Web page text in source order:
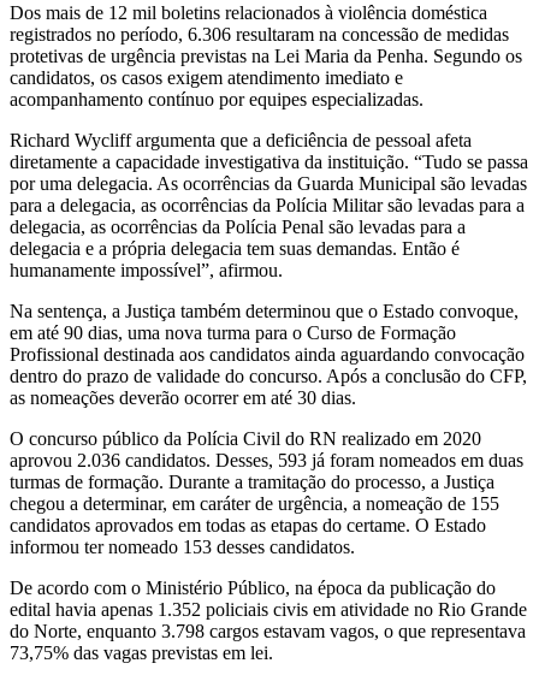
Dos mais de 12 mil boletins relacionados à violência doméstica
registrados no período, 6.306 resultaram na concessão de medidas
protetivas de urgência previstas na Lei Maria da Penha. Segundo os
candidatos, os casos exigem atendimento imediato e
acompanhamento contínuo por equipes especializadas.
Richard Wycliff argumenta que a deficiência de pessoal afeta
diretamente a capacidade investigativa da instituição. “Tudo se passa
por uma delegacia. As ocorrências da Guarda Municipal são levadas
para a delegacia, as ocorrências da Polícia Militar são levadas para a
delegacia, as ocorrências da Polícia Penal são levadas para a
delegacia e a própria delegacia tem suas demandas. Então é
humanamente impossível”, afirmou.
Na sentença, a Justiça também determinou que o Estado convoque,
em até 90 dias, uma nova turma para o Curso de Formação
Profissional destinada aos candidatos ainda aguardando convocação
dentro do prazo de validade do concurso. Após a conclusão do CFP,
as nomeações deverão ocorrer em até 30 dias.
O concurso público da Polícia Civil do RN realizado em 2020
aprovou 2.036 candidatos. Desses, 593 já foram nomeados em duas
turmas de formação. Durante a tramitação do processo, a Justiça
chegou a determinar, em caráter de urgência, a nomeação de 155
candidatos aprovados em todas as etapas do certame. O Estado
informou ter nomeado 153 desses candidatos.
De acordo com o Ministério Público, na época da publicação do
edital havia apenas 1.352 policiais civis em atividade no Rio Grande
do Norte, enquanto 3.798 cargos estavam vagos, o que representava
73,75% das vagas previstas em lei.